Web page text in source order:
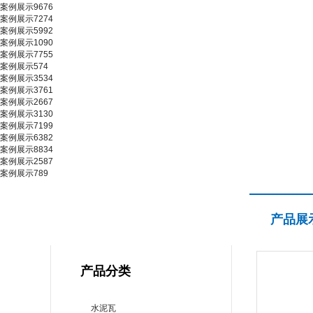
案例展示9676
案例展示7274
案例展示5992
案例展示1090
案例展示7755
案例展示574
案例展示3534
案例展示3761
案例展示2667
案例展示3130
案例展示7199
案例展示6382
案例展示8834
案例展示2587
案例展示789
产品分类
水泥瓦
产品展